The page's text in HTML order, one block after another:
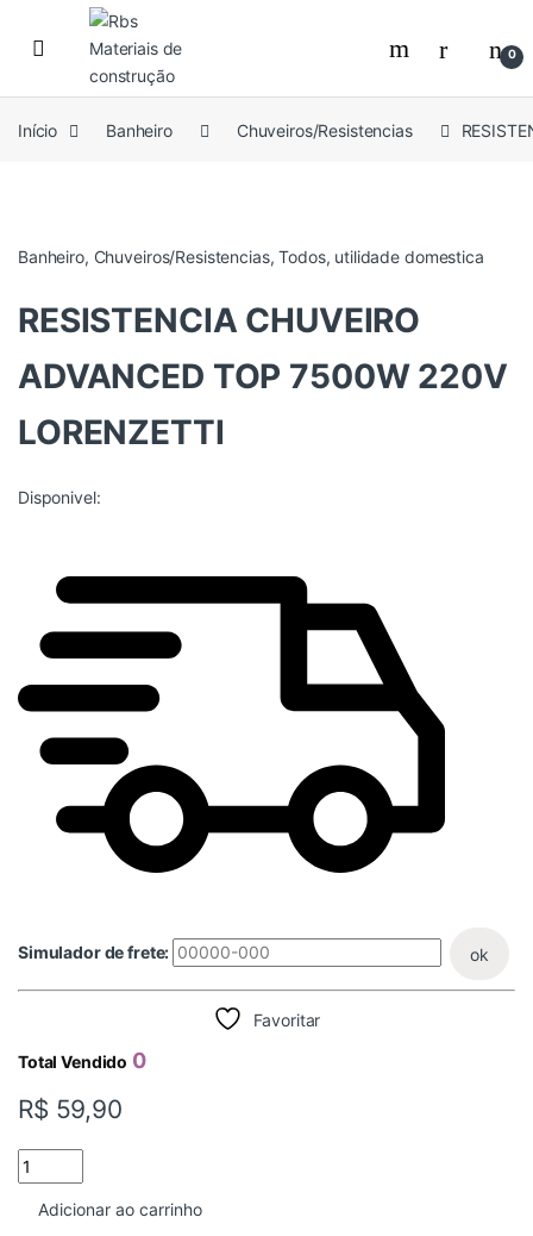
Skip to navigation
Skip to content
0
Início Banheiro Chuveiros/Resistencias
Banheiro, Chuveiros/Resistencias,Todos, utilidade domestica
RESISTENCIA CHUVEIRO
ADVANCED TOP 7500W 220V
LORENZETTI
Disponivel:
Simulador de frete: ok
Favoritar
Total Vendido 0
R$ 59,90
RESISTENCIA CHUVEIRO ADVANCED TOP 7500W 220V
Adicionar ao carrinho